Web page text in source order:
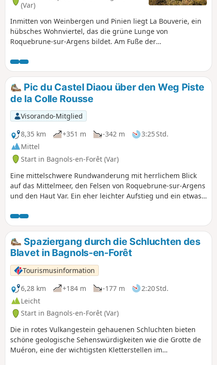
„Praktische Informationen”.
(Var)
Inmitten von Weinbergen und Pinien liegt La Bouverie, ein
hübsches Wohnviertel, das die grüne Lunge von
Roquebrune-sur-Argens bildet. Am Fuße der
des Estérel zu steilen Klippen erhebt, führen Wanderwege
auf den Spuren des Homo Bouvérien. Archäologen haben
nämlich festgestellt, dass das Gebiet von Roquebrune-sur-
Argens in allen Epochen der Vorgeschichte kontinuierlich
bewohnt war. Die Höhlen von La Bouverie sind die ersten
Zeugnisse dafür.
Pic du Castel Diaou über den Weg Piste
de la Colle Rousse
Visorando-Mitglied
8,35 km
+351 m -342 m
3:25 Std.
Mittel
Start in Bagnols-en-Forêt (Var)
Eine mittelschwere Rundwanderung mit herrlichem Blick
auf das Mittelmeer, den Felsen von Roquebrune-sur-Argens
und den Haut Var. Ein eher leichter Aufstieg und ein etwas
Spaziergang durch die Schluchten des
Blavet in Bagnols-en-Forêt
Tourismusinformation
6,28 km
+184 m -177 m
2:20 Std.
Leicht
Start in Bagnols-en-Forêt (Var)
Die in rotes Vulkangestein gehauenen Schluchten bieten
schöne geologische Sehenswürdigkeiten wie die Grotte de
Muéron, eine der wichtigsten Kletterstellen im